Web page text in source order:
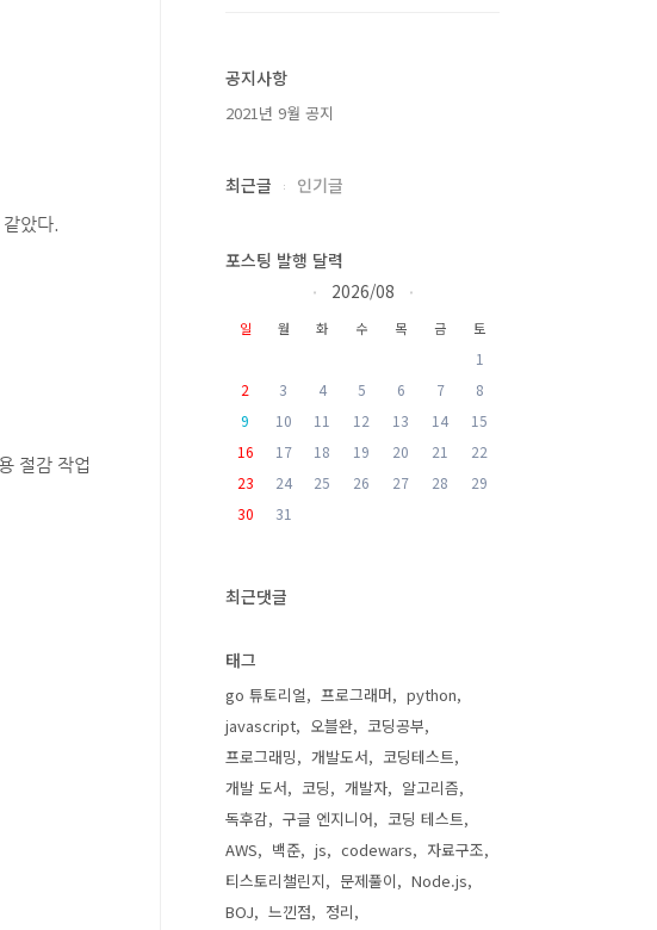
았다.
절감 작업
공지사항
2021년 9월 공지
최근글 인기글
포스팅 발행 달력
« 2026/08 »
일 월 화 수 목 금 토
1
2
3 4 5 6 7
8
9
10 11 12 13 14
15
16
17 18 19 20 21
22
23
24 25 26 27 28
29
30
31
최근댓글
태그
go 튜토리얼 프로그래머
python
javascript
오블완
코딩공부
프로그래밍
개발도서
코딩테스트
개발 도서
코딩 개발자
알고리즘
독후감
구글 엔지니어
코딩 테스트
AWS
백준 js codewars
자료구조
티스토리챌린지
문제풀이
Node.js
BOJ
느낀점
정리